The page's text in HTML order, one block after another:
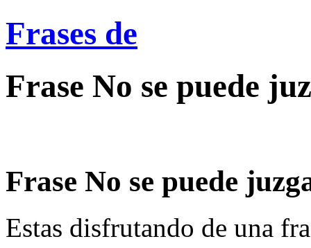
Frases de
Frase No se puede
Frase No se puede
Estas disfrutando de una